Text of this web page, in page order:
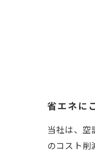
省エネに
当社は、
のコスト削